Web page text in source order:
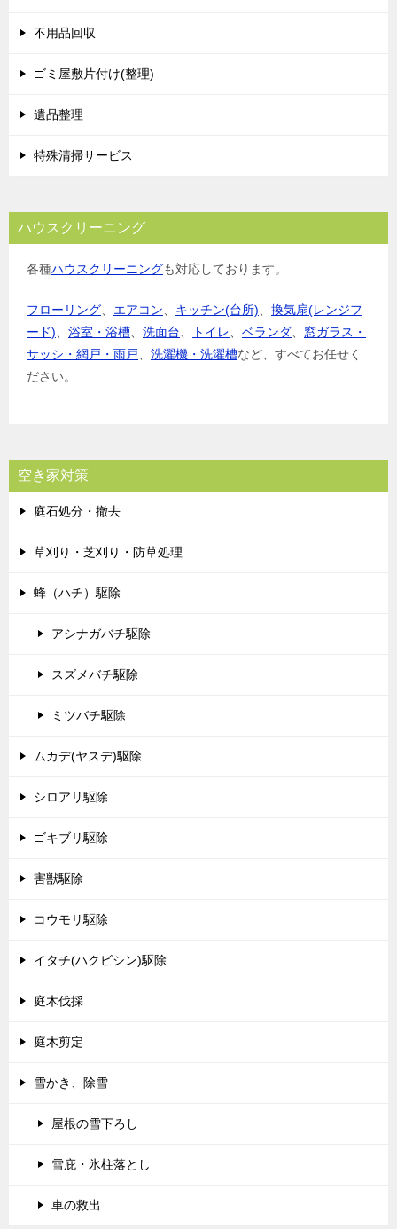
シ 不用品回収
ゴミ屋敷片付け(整理)
遺品整理
特殊清掃サービス
ハウスクリーニング
各種ハウスクリーニングも対応しております。
フローリング エアコン キッチン(台所)
換気扇(レンジフ
ード)
浴室・浴槽 洗面台 トイレ ベランダ
窓ガラス・
サッシ・網戸・雨戸
洗濯機・洗濯槽など、すべてお任せく
ださい。
空き家対策
庭石処分・撤去
草刈り・芝刈り・防草処理
蜂（ハチ）駆除
アシナガバチ駆除
スズメバチ駆除
ミツバチ駆除
ムカデ(ヤスデ)駆除
シロアリ駆除
ゴキブリ駆除
害獣駆除
コウモリ駆除
イタチ(ハクビシン)駆除
庭木伐採
庭木剪定
雪かき、除雪
屋根の雪下ろし
雪庇・氷柱落とし
車の救出